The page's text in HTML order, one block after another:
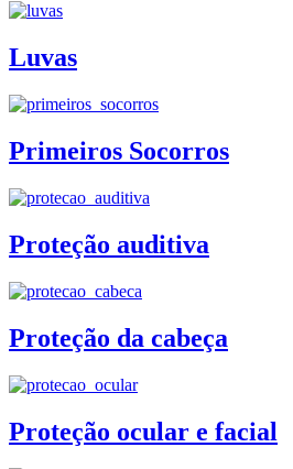
Luvas
Primeiros Socorros
Proteção auditiva
Proteção da cabeça
Proteção ocular e facial